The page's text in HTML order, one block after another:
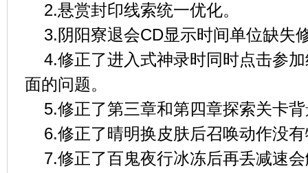
2.悬赏封印线索统一优化。
3.阴阳寮退会CD显示时间单位缺失
4.修正了进入式神录时同时点击参
面的问题。
5.修正了第三章和第四章探索关卡
6.修正了晴明换皮肤后召唤动作没
7.修正了百鬼夜行冰冻后再丢减速